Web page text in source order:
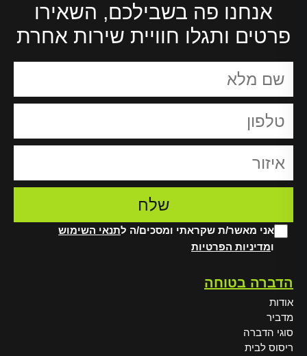
אנחנו פה בשבילכם, השאירו
פרטים ותגלו חוויית שירות אחרת
אני מאשר/ת שקראתי ומסכים/ה לתנאי השימוש
ומדיניות הפרטיות
הדברה בטוחה
אודות
מדביר
סוגי הדברה
ריסוס לבית